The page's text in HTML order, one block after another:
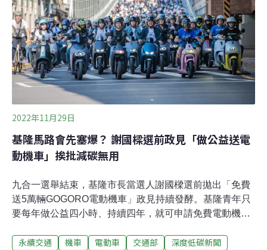
SOGO、三商巧福等，由自願接受節能輔導的32家業者、
1300家觀光旅館、連鎖餐廳、會議中心開始試辦。經濟部
長王美花表示，2013年馬政府時期就已規範20類營業場所
「室內冷氣度限值26°C」，但考量用餐有熱食及
2022年11月29日
基隆馬路會先塞爆？ 謝國樑選前政見「做公益送電
動機車」挨批減碳無用
九合一選舉結束，基隆市長當選人謝國樑選前拋出「免費
送5萬輛GOGORO電動機車」政見持續發酵。基隆青年只
要每年做公益四小時、持續四年，就可申請免費電動機
中央補助，昨（28日）交通部、經濟部、環保署接連澄清
永續交通 機車 電動車 交通部
深度低碳新聞